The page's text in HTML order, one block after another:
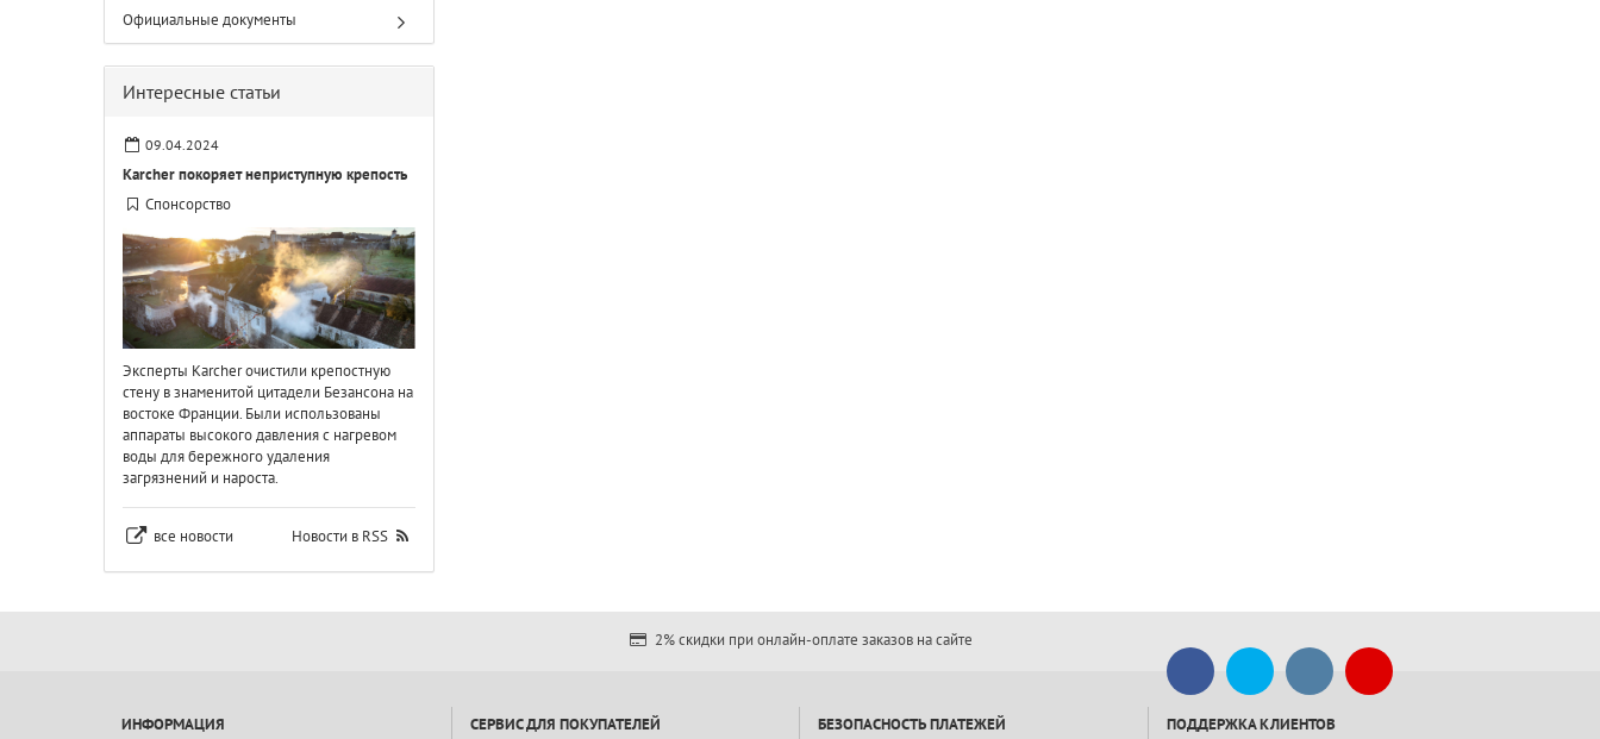
Официальные документы
Интересные статьи
09.04.2024
Karcher покоряет неприступную крепость
Спонсорство
Эксперты Karcher очистили крепостную
стену в знаменитой цитадели Безансона на
востоке Франции. Были использованы
аппараты высокого давления с нагревом
воды для бережного удаления
загрязнений и нароста.
все новости Новости в RSS
2% скидки при онлайн-оплате заказов на сайте
ИНФОРМАЦИЯ СЕРВИС ДЛЯ ПОКУПАТЕЛЕЙ БЕЗОПАСНОСТЬ ПЛАТЕЖЕЙ ПОДДЕРЖКА КЛИЕНТОВ